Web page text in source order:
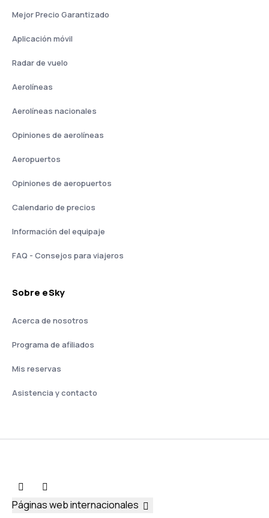
Mejor Precio Garantizado
Aplicación móvil
Radar de vuelo
Aerolíneas
Aerolíneas nacionales
Opiniones de aerolíneas
Aeropuertos
Opiniones de aeropuertos
Calendario de precios
Información del equipaje
FAQ - Consejos para viajeros
Sobre eSky
Acerca de nosotros
Programa de afiliados
Mis reservas
Asistencia y contacto
Páginas web internacionales